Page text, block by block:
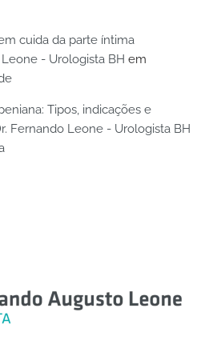
cuida da parte íntima
- Urologista BH em
Tipos, indicações e
Fernando Leone - Urologista BH